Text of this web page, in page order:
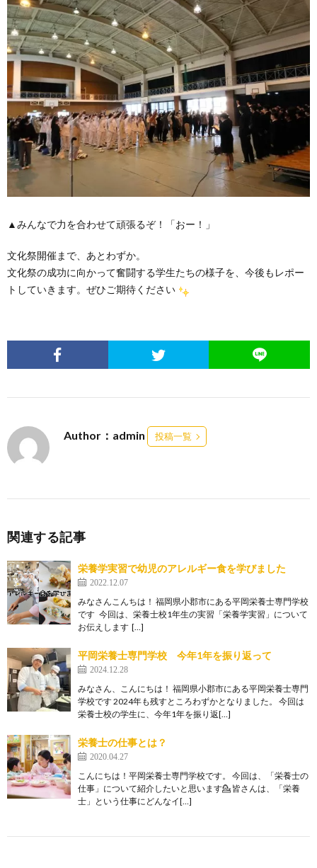
▲みんなで力を合わせて頑張るぞ！「おー！」
文化祭開催まで、あとわずか。
文化祭の成功に向かって奮闘する学生たちの様子を、今後もレポー
トしていきます。ぜひご期待ください
Author：admin 投稿一覧
関連する記事
栄養学実習で幼児のアレルギー食を学びました
2022.12.07
みなさんこんちは！ 福岡県小郡市にある平岡栄養士専門学校
です 今回は、栄養士校1年生の実習「栄養学実習」について
お伝えします […]
平岡栄養士専門学校 今年1年を振り返って
2024.12.28
みなさん、こんにちは！ 福岡県小郡市にある平岡栄養士専門
学校です 2024年も残すところわずかとなりました。 今回は
栄養士校の学生に、今年1年を振り返[…]
栄養士の仕事とは？
2020.04.27
こんにちは！平岡栄養士専門学校です。 今回は、「栄養士の
仕事」について紹介したいと思います💁 皆さんは、「栄養
士」という仕事にどんなイ[…]